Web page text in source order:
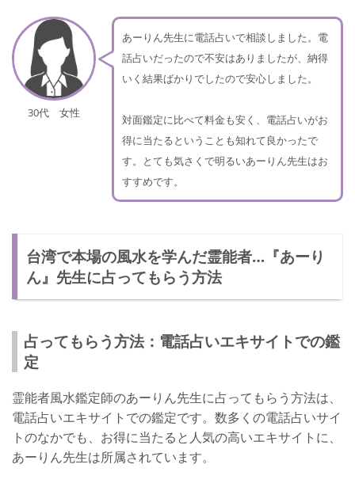
30代 女性
あーりん先生に電話占いで相談しました。電
話占いだったので不安はありましたが、納得
いく結果ばかりでしたので安心しました。
対面鑑定に比べて料金も安く、電話占いがお
得に当たるということも知れて良かったで
す。とても気さくで明るいあーりん先生はお
すすめです。
台湾で本場の風水を学んだ霊能者…『あーり
ん』先生に占ってもらう方法
占ってもらう方法：電話占いエキサイトでの鑑
定
霊能者風水鑑定師のあーりん先生に占ってもらう方法は、
電話占いエキサイトでの鑑定です。数多くの電話占いサイ
トのなかでも、お得に当たると人気の高いエキサイトに、
あーりん先生は所属されています。